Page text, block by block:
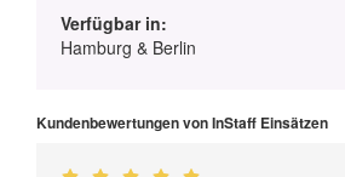
Verfügbar in:
Hamburg & Berlin
Kundenbewertungen von InStaff Einsätzen